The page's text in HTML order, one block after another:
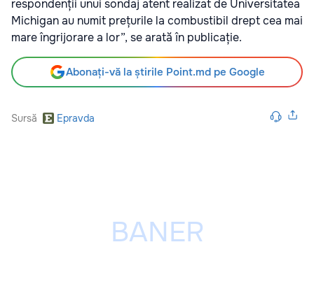
respondenții unui sondaj atent realizat de Universitatea
Michigan au numit prețurile la combustibil drept cea mai
mare îngrijorare a lor”, se arată în publicație.
Abonați-vă la știrile Point.md pe Google
Sursă Epravda